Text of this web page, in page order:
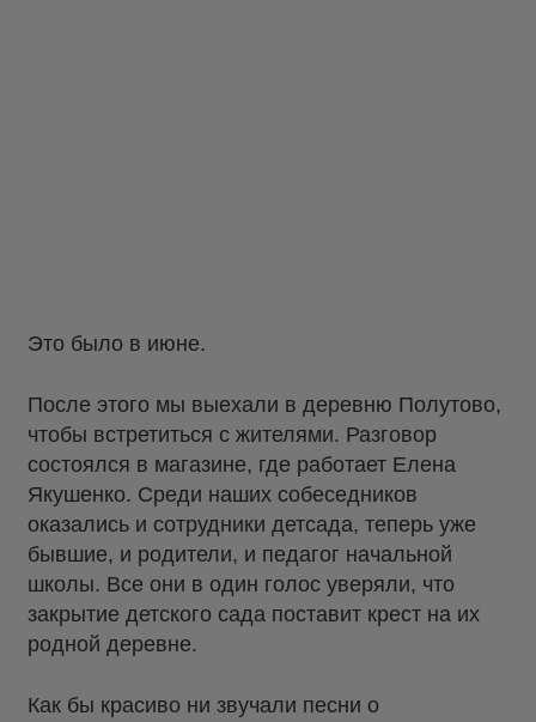
Это было в июне.
После этого мы выехали в деревню Полутово,
чтобы встретиться с жителями. Разговор
состоялся в магазине, где работает Елена
Якушенко. Среди наших собеседников
оказались и сотрудники детсада, теперь уже
бывшие, и родители, и педагог начальной
школы. Все они в один голос уверяли, что
закрытие детского сада поставит крест на их
родной деревне.
Как бы красиво ни звучали песни о